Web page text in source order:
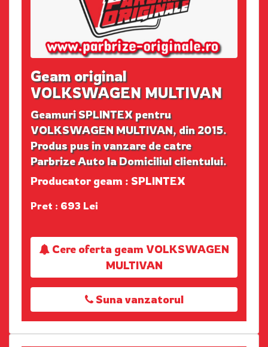
Geam original
VOLKSWAGEN MULTIVAN
Geamuri SPLINTEX pentru
VOLKSWAGEN MULTIVAN, din 2015.
Produs pus in vanzare de catre
Parbrize Auto la Domiciliul clientului.
Producator geam : SPLINTEX
Pret : 693 Lei
Cere oferta geam VOLKSWAGEN
MULTIVAN
Suna vanzatorul